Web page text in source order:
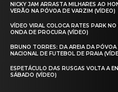
NICKY JAM ARRASTA MILHARES AO
VERÃO NA PÓVOA DE VARZIM (VÍDEO)
VÍDEO VIRAL COLOCA RATES PARK
ONDA DE PROCURA (VÍDEO)
BRUNO TORRES: DA AREIA DA
NACIONAL DE FUTEBOL DE PRAIA
ESPETÁCULO DAS RUSGAS VOLTA A
SÁBADO (VÍDEO)